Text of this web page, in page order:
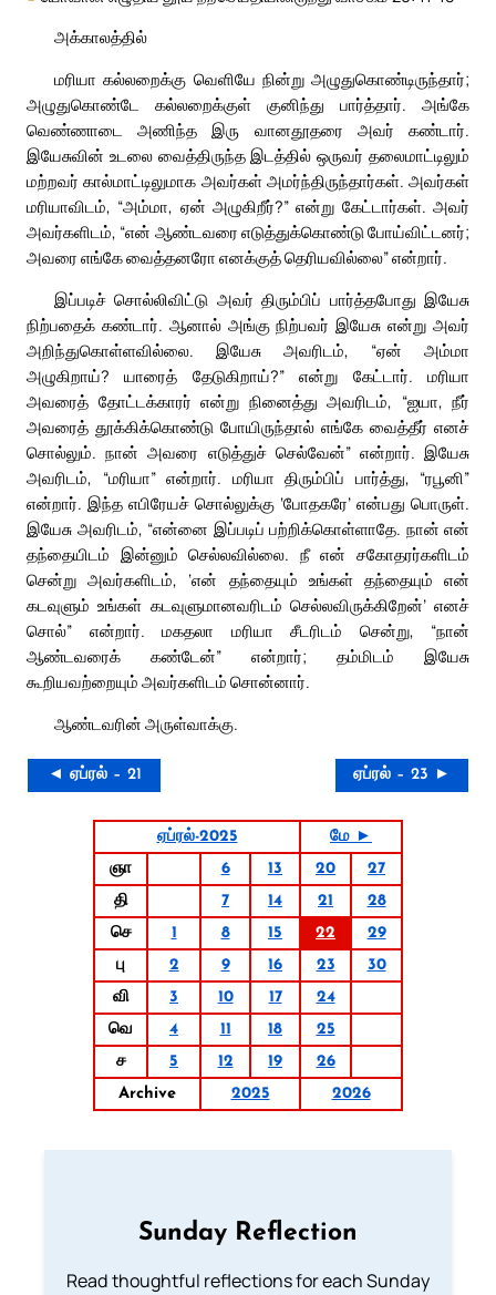
அக்காலத்தில்
மரியா கல்லறைக்கு வெளியே நின்று அழுதுகொண்டிருந்தார்;
அழுதுகொண்டே கல்லறைக்குள் குனிந்து பார்த்தார். அங்கே
வெண்ணாடை அணிந்த இரு வானதூதரை அவர் கண்டார்.
இயேசுவின் உடலை வைத்திருந்த இடத்தில் ஒருவர் தலைமாட்டிலும்
மற்றவர் கால்மாட்டிலுமாக அவர்கள் அமர்ந்திருந்தார்கள். அவர்கள்
மரியாவிடம், “அம்மா, ஏன் அழுகிறீர்?” என்று கேட்டார்கள். அவர்
அவர்களிடம், “என் ஆண்டவரை எடுத்துக்கொண்டு போய்விட்டனர்;
அவரை எங்கே வைத்தனரோ எனக்குத் தெரியவில்லை” என்றார்.
இப்படிச் சொல்லிவிட்டு அவர் திரும்பிப் பார்த்தபோது இயேசு
நிற்பதைக் கண்டார். ஆனால் அங்கு நிற்பவர் இயேசு என்று அவர்
அறிந்துகொள்ளவில்லை. இயேசு அவரிடம், “ஏன் அம்மா
அழுகிறாய்? யாரைத் தேடுகிறாய்?” என்று கேட்டார். மரியா
அவரைத் தோட்டக்காரர் என்று நினைத்து அவரிடம், “ஐயா, நீர்
அவரைத் தூக்கிக்கொண்டு போயிருந்தால் எங்கே வைத்தீர் எனச்
சொல்லும். நான் அவரை எடுத்துச் செல்வேன்” என்றார். இயேசு
அவரிடம், “மரியா” என்றார். மரியா திரும்பிப் பார்த்து, “ரபூனி”
என்றார். இந்த எபிரேயச் சொல்லுக்கு ‘போதகரே’ என்பது பொருள்.
இயேசு அவரிடம், “என்னை இப்படிப் பற்றிக்கொள்ளாதே. நான் என்
தந்தையிடம் இன்னும் செல்லவில்லை. நீ என் சகோதரர்களிடம்
சென்று அவர்களிடம், ‘என் தந்தையும் உங்கள் தந்தையும் என்
கடவுளும் உங்கள் கடவுளுமானவரிடம் செல்லவிருக்கிறேன்’ எனச்
சொல்” என்றார். மகதலா மரியா சீடரிடம் சென்று, “நான்
ஆண்டவரைக் கண்டேன்” என்றார்; தம்மிடம் இயேசு
கூறியவற்றையும் அவர்களிடம் சொன்னார்.
ஆண்டவரின் அருள்வாக்கு.
◄ ஏப்ரல் – 21 ஏப்ரல் – 23 ►
ஏப்ரல்-2025
மே ►
ஞா
6 13 20
27
தி
7 14 21
28
செ
1 8 15 22
29
பு
2 9 16 23
30
வி
3 10 17
24
வெ
4 11 18
25
ச
5 12 19
26
Archive
2025 2026
Sunday Reflection
Read thoughtful reflections for each Sunday